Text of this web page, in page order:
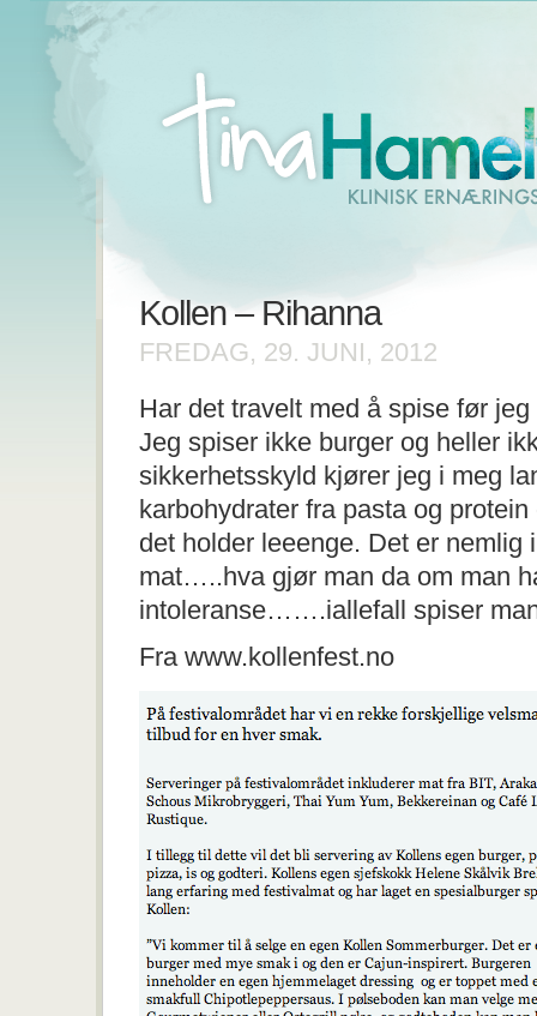
Kollen – Rihanna
FREDAG, 29. JUNI, 2012
Har det travelt med å spise før
Jeg spiser ikke burger og heller
sikkerhetsskyld kjører jeg i meg
karbohydrater fra pasta og
det holder leeenge. Det er nemlig
mat…..hva gjør man da om man
intoleranse…….iallefall spiser
Fra www.kollenfest.no